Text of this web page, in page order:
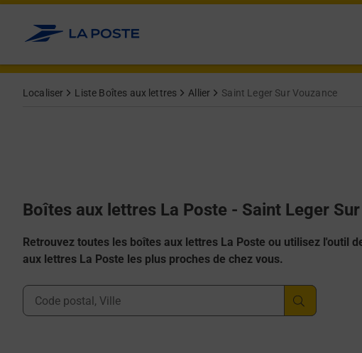
Allez au contenu
Localiser Liste Boîtes aux lettres Allier Saint Leger Sur Vouzance
Boîtes aux lettres La Poste - Saint Leger
Retrouvez toutes les boîtes aux lettres La Poste ou utilisez l'outil
aux lettres La Poste les plus proches de chez vous.
Ville, Département, Code Postal